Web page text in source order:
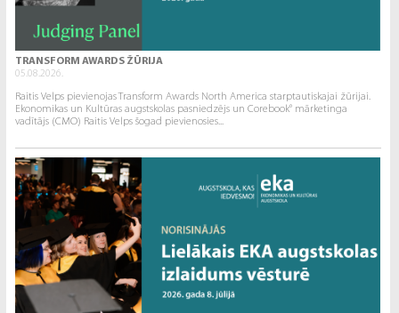
TRANSFORM AWARDS ŽŪRIJA
05.08.2026.
Raitis Velps pievienojas Transform Awards North America starptautiskajai žūrijai.
Ekonomikas un Kultūras augstskolas pasniedzējs un Corebook° mārketinga
vadītājs (CMO) Raitis Velps šogad pievienosies...